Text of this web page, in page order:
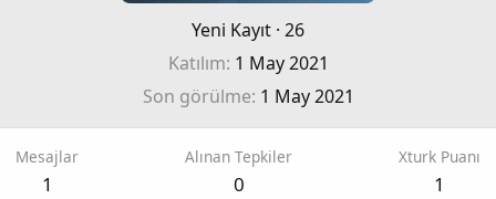
Yeni Kayıt · 26
Katılım 1 May 2021
Son görülme 1 May 2021
Mesajlar
1
Alınan Tepkiler
0
Xturk Puanı
1